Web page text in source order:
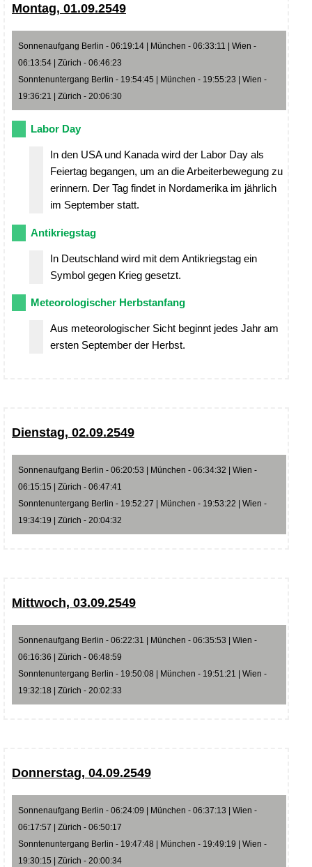
Montag, 01.09.2549
Sonnenaufgang Berlin - 06:19:14 | München - 06:33:11 | Wien -
06:13:54 | Zürich - 06:46:23
Sonntenuntergang Berlin - 19:54:45 | München - 19:55:23 | Wien -
19:36:21 | Zürich - 20:06:30
Labor Day
In den USA und Kanada wird der Labor Day als
Feiertag begangen, um an die Arbeiterbewegung zu
erinnern. Der Tag findet in Nordamerika im jährlich
im September statt.
Antikriegstag
In Deutschland wird mit dem Antikriegstag ein
Symbol gegen Krieg gesetzt.
Meteorologischer Herbstanfang
Aus meteorologischer Sicht beginnt jedes Jahr am
ersten September der Herbst.
Dienstag, 02.09.2549
Sonnenaufgang Berlin - 06:20:53 | München - 06:34:32 | Wien -
06:15:15 | Zürich - 06:47:41
Sonntenuntergang Berlin - 19:52:27 | München - 19:53:22 | Wien -
19:34:19 | Zürich - 20:04:32
Mittwoch, 03.09.2549
Sonnenaufgang Berlin - 06:22:31 | München - 06:35:53 | Wien -
06:16:36 | Zürich - 06:48:59
Sonntenuntergang Berlin - 19:50:08 | München - 19:51:21 | Wien -
19:32:18 | Zürich - 20:02:33
Donnerstag, 04.09.2549
Sonnenaufgang Berlin - 06:24:09 | München - 06:37:13 | Wien -
06:17:57 | Zürich - 06:50:17
Sonntenuntergang Berlin - 19:47:48 | München - 19:49:19 | Wien -
19:30:15 | Zürich - 20:00:34